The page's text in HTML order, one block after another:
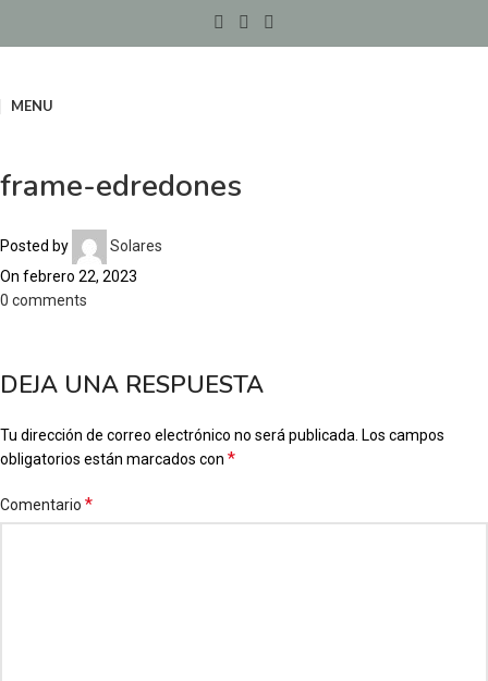
MENU
frame-edredones
Posted by
Solares
On febrero 22, 2023
0 comments
DEJA UNA RESPUESTA
Tu dirección de correo electrónico no será publicada. Los campos
obligatorios están marcados con *
Comentario *